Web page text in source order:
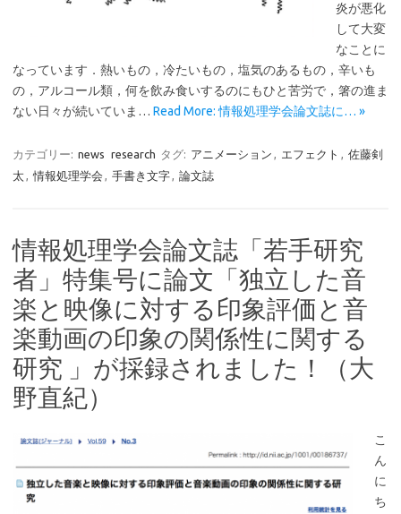
炎が悪化
して大変
なことに
なっています．熱いもの，冷たいもの，塩気のあるもの，辛いも
の，アルコール類，何を飲み食いするのにもひと苦労で，箸の進ま
ない日々が続いていま… Read More: 情報処理学会論文誌に… »
カテゴリー: news research タグ: アニメーション , エフェクト , 佐藤剣
太, 情報処理学会 , 手書き文字, 論文誌
情報処理学会論文誌「若手研究
者」特集号に論文「独立した音
楽と映像に対する印象評価と音
楽動画の印象の関係性に関する
研究 」が採録されました！（大
野直紀）
こ
ん
に
ち